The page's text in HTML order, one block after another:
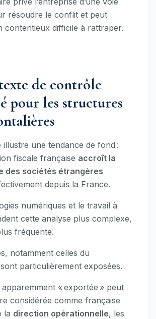
résoudre le conflit et peut
contentieux difficile à rattraper.
de contrôle
pour les structures
illustre une tendance de fond :
fiscale française accroît la
des sociétés étrangères
depuis la France.
numériques et le travail à
cette analyse plus complexe,
fréquente.
notamment celles du
particulièrement exposées.
« exportée » peut
considérée comme française
la direction opérationnelle, les